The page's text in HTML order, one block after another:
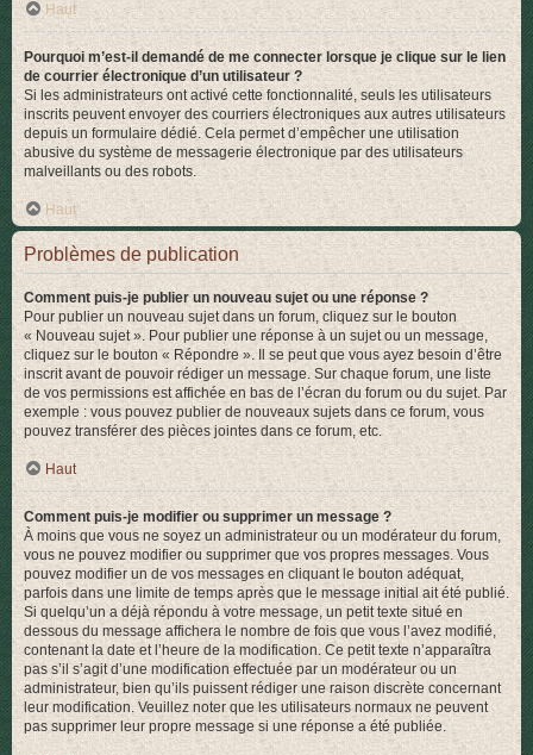
Haut
Pourquoi m’est-il demandé de me connecter lorsque je clique sur le lien
de courrier électronique d’un utilisateur ?
Si les administrateurs ont activé cette fonctionnalité, seuls les utilisateurs
inscrits peuvent envoyer des courriers électroniques aux autres utilisateurs
depuis un formulaire dédié. Cela permet d’empêcher une utilisation
abusive du système de messagerie électronique par des utilisateurs
malveillants ou des robots.
Haut
Problèmes de publication
Comment puis-je publier un nouveau sujet ou une réponse ?
Pour publier un nouveau sujet dans un forum, cliquez sur le bouton
« Nouveau sujet ». Pour publier une réponse à un sujet ou un message,
cliquez sur le bouton « Répondre ». Il se peut que vous ayez besoin d’être
inscrit avant de pouvoir rédiger un message. Sur chaque forum, une liste
de vos permissions est affichée en bas de l’écran du forum ou du sujet. Par
exemple : vous pouvez publier de nouveaux sujets dans ce forum, vous
pouvez transférer des pièces jointes dans ce forum, etc.
Haut
Comment puis-je modifier ou supprimer un message ?
À moins que vous ne soyez un administrateur ou un modérateur du forum,
vous ne pouvez modifier ou supprimer que vos propres messages. Vous
pouvez modifier un de vos messages en cliquant le bouton adéquat,
parfois dans une limite de temps après que le message initial ait été publié.
Si quelqu’un a déjà répondu à votre message, un petit texte situé en
dessous du message affichera le nombre de fois que vous l’avez modifié,
contenant la date et l’heure de la modification. Ce petit texte n’apparaîtra
pas s’il s’agit d’une modification effectuée par un modérateur ou un
administrateur, bien qu’ils puissent rédiger une raison discrète concernant
leur modification. Veuillez noter que les utilisateurs normaux ne peuvent
pas supprimer leur propre message si une réponse a été publiée.